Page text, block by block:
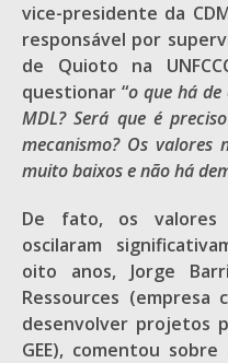
vice-presidente da
responsável por
de Quioto na
questionar “o que há
MDL? Será que é
mecanismo? Os
muito baixos e não há
De fato, os valores
oscilaram
oito anos, Jorge
Ressources (empresa
desenvolver projetos
GEE), comentou